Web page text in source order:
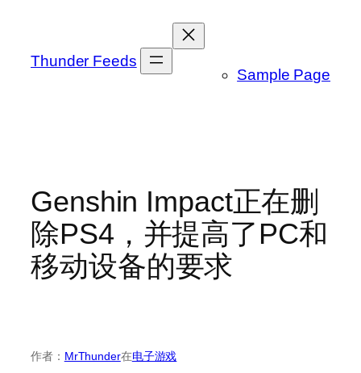
Thunder Feeds
Sample Page
Genshin Impact正在删
除PS4，并提高了PC和
移动设备的要求
作者： MrThunder在电子游戏